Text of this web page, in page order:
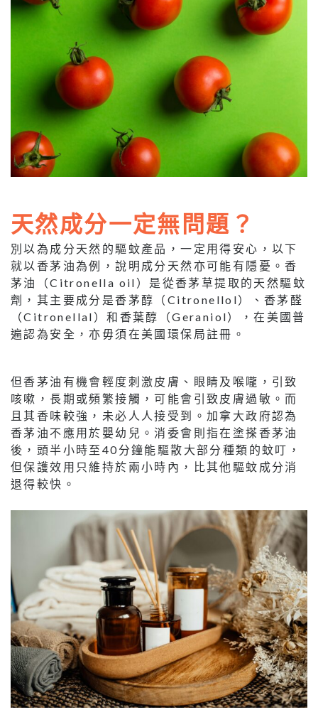
天然成分一定無問題？
別以為成分天然的驅蚊產品，一定用得安心，以下
就以香茅油為例，說明成分天然亦可能有隱憂。香
茅油（Citronella oil）是從香茅草提取的天然驅蚊
劑，其主要成分是香茅醇（Citronellol）、香茅醛
（Citronellal）和香葉醇（Geraniol），在美國普
遍認為安全，亦毋須在美國環保局註冊。
但香茅油有機會輕度刺激皮膚、眼睛及喉嚨，引致
咳嗽，長期或頻繁接觸，可能會引致皮膚過敏。而
且其香味較強，未必人人接受到。加拿大政府認為
香茅油不應用於嬰幼兒。消委會則指在塗搽香茅油
後，頭半小時至40分鐘能驅散大部分種類的蚊叮，
但保護效用只維持於兩小時內，比其他驅蚊成分消
退得較快。